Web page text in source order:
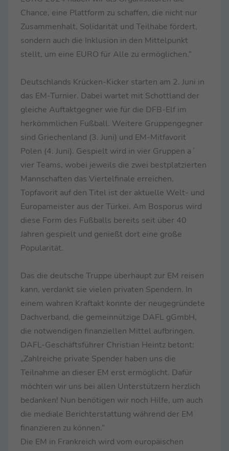
Chance, eine Plattform zu schaffen, die nicht nur
Zusammenhalt, Solidarität und Teilhabe fördert,
sondern auch die Inklusion in den Mittelpunkt
stellt, um eine EURO für Alle zu ermöglichen.“
Deutschlands Krücken-Kicker starten am 2. Juni in
das EM-Turnier. Dabei wartet mit Schottland der
gleiche Auftaktgegner wie für die DFB-Elf im
herkömmlichen Fußball. Weitere Gruppengegner
sind Griechenland (3. Juni) und EM-Mitfavorit
Polen (4. Juni). Gespielt wird in vier Gruppen a´
vier Teams, wobei jeweils die zwei bestplatzierten
Mannschaften das Viertelfinale erreichen.
Topfavorit auf den Titel ist der aktuelle Welt- und
Europameister aus der Türkei. Am Bosporus wird
diese Form des Fußballs bereits seit über 40
Jahren gespielt und genießt dort eine große
Popularität.
Das die deutsche Truppe überhaupt zur EM reisen
kann, verdankt sie vielen privaten Spendern. In
einem wahren Kraftakt konnte der neugegründete
Dachverband, die gemeinnützige DAFL gGmbH,
die notwendigen finanziellen Mittel aufbringen.
DAFL-Geschäftsführer Christian Heintz betont:
„Zahlreiche private Spender haben uns die
Teilnahme an dieser EM erst ermöglicht. Dafür
möchten wir uns bei allen Unterstützern herzlich
bedanken! Nun benötigen wir noch Hilfe, um auch
die mediale Berichterstattung während der EM
finanzieren zu können.“
Die EM in Frankreich wird vom europäischen